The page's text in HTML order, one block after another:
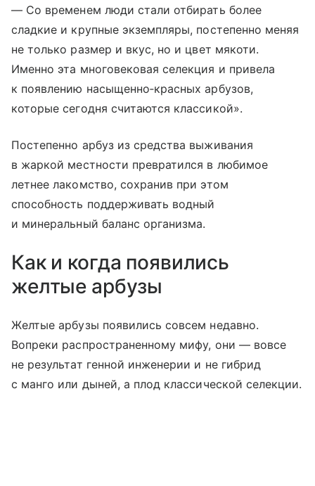
— Со временем люди стали отбирать более
сладкие и крупные экземпляры, постепенно меняя
не только размер и вкус, но и цвет мякоти.
Именно эта многовековая селекция и привела
к появлению насыщенно‑красных арбузов,
которые сегодня считаются классикой».
Постепенно арбуз из средства выживания
в жаркой местности превратился в любимое
летнее лакомство, сохранив при этом
способность поддерживать водный
и минеральный баланс организма.
Как и когда появились
желтые арбузы
Желтые арбузы появились совсем недавно.
Вопреки распространенному мифу, они — вовсе
не результат генной инженерии и не гибрид
с манго или дыней, а плод классической селекции.